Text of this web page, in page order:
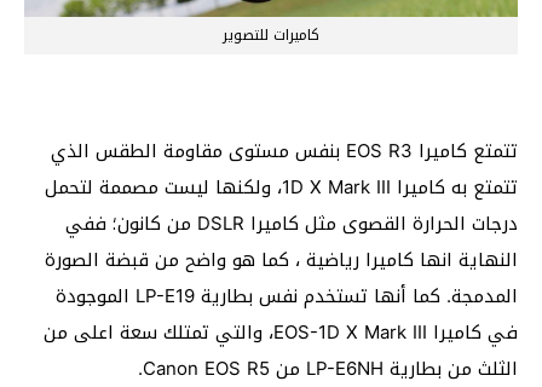
كاميرات للتصوير
تتمتع كاميرا EOS R3 بنفس مستوى مقاومة الطقس الذي
تتمتع به كاميرا 1D X Mark III، ولكنها ليست مصممة لتحمل
درجات الحرارة القصوى مثل كاميرا DSLR من كانون؛ ففي
النهاية انها كاميرا رياضية ، كما هو واضح من قبضة الصورة
المدمجة. كما أنها تستخدم نفس بطارية LP-E19 الموجودة
في كاميرا EOS-1D X Mark III، والتي تمتلك سعة اعلى من
الثلث من بطارية LP-E6NH من Canon EOS R5.